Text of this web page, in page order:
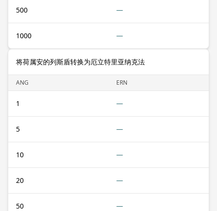
500 —
1000 —
将荷属安的列斯盾转换为厄立特里亚纳克法
ANG ERN
1 —
5 —
10 —
20 —
50 —